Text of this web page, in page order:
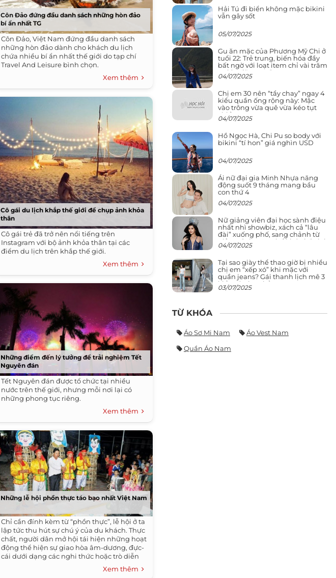
Côn Đảo đứng đầu danh sách những hòn đảo
bí ẩn nhất TG
Côn Đảo, Việt Nam đứng đầu danh sách
những hòn đảo dành cho khách du lịch
chứa nhiều bí ẩn nhất thế giới do tạp chí
Travel And Leisure bình chọn.
Xem thêm
Cô gái du lịch khắp thế giới để chụp ảnh khỏa
thân
Cô gái trẻ đã trở nên nổi tiếng trên
Instagram với bộ ảnh khỏa thân tại các
điểm du lịch trên khắp thế giới.
Xem thêm
Những điểm đến lý tưởng để trải nghiệm Tết
Nguyên đán
Tết Nguyên đán được tổ chức tại nhiều
nước trên thế giới, nhưng mỗi nơi lại có
những phong tục riêng.
Xem thêm
Những lễ hội phồn thực táo bạo nhất Việt Nam
Chỉ cần đính kèm từ “phồn thực”, lễ hội ở ta
lập tức thu hút sự chú ý của du khách. Thực
chất, người dân mở hội tái hiện những hoạt
động thể hiện sự giao hòa âm-dương, đực-
cái dưới dạng các nghi thức hoặc trò diễn
bởi họ tin rằng cây cối, muôn vật bắt chước
theo mà sinh sôi, nảy nở nhanh chóng.
Xem thêm
Hải Tú đi biển không mặc bikini
vẫn gây sốt
05/07/2025
Gu ăn mặc của Phương Mỹ Chi ở
tuổi 22: Trẻ trung, biến hóa đầy
bất ngờ với loạt item chỉ vài trăm
nghìn đã mua được
04/07/2025
Chị em 30 nên “tẩy chay” ngay 4
kiểu quần ống rộng này: Mặc
vào trông vừa quê vừa kéo tụt
chiều cao
04/07/2025
Hồ Ngọc Hà, Chi Pu so body với
bikini “tí hon” giá nghìn USD
04/07/2025
Ái nữ đại gia Minh Nhựa năng
động suốt 9 tháng mang bầu
con thứ 4
04/07/2025
Nữ giảng viên đại học sành điệu
nhất nhì showbiz, xách cả “lâu
đài” xuống phố, sang chảnh từ
giảng đường ra phố khó ai đọ lại
04/07/2025
Tại sao giày thể thao giờ bị nhiều
chị em “xếp xó” khi mặc với
quần jeans? Gái thanh lịch mê 3
kiểu này hơn hẳn
03/07/2025
TỪ KHÓA
Áo Sơ Mi Nam
Áo Vest Nam
Quần Áo Nam